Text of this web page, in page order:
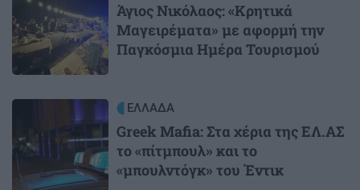
Άγιος Νικόλαος: «Κρητικά
Μαγειρέματα» με αφορμή την
Παγκόσμια Ημέρα Τουρισμού
ΕΛΛΑΔΑ
Greek Mafia: Στα χέρια της ΕΛ.ΑΣ
το «πίτμπουλ» και το
«μπουλντόγκ» του Έντικ